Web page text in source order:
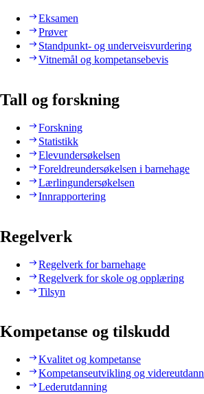
Eksamen
Prøver
Standpunkt- og underveisvurdering
Vitnemål og kompetansebevis
Tall og forskning
Forskning
Statistikk
Elevundersøkelsen
Foreldreundersøkelsen i barnehage
Lærlingundersøkelsen
Innrapportering
Regelverk
Regelverk for barnehage
Regelverk for skole og opplæring
Tilsyn
Kompetanse og tilskudd
Kvalitet og kompetanse
Kompetanseutvikling og
Lederutdanning